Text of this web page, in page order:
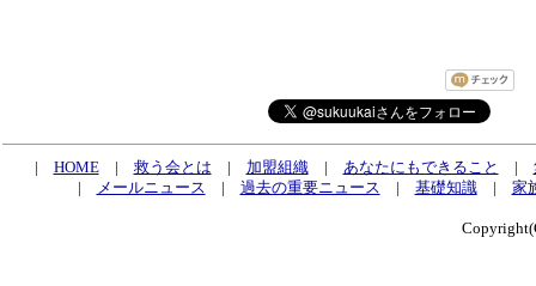
| HOME| 救う会とは | 加盟組織| あなたにもできること |
|
メールニュース | 過去の重要ニュース | 基礎知識| 家